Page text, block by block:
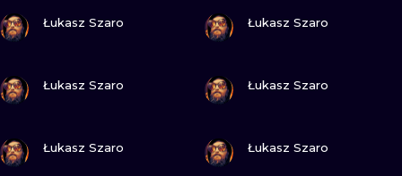
Łukasz Szaro Łukasz Szaro
Łukasz Szaro Łukasz Szaro
Łukasz Szaro Łukasz Szaro